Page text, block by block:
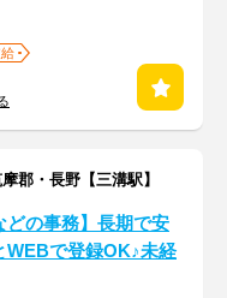
郡・長野【三溝駅】
どの事務】長期で安
で登録OK♪未経